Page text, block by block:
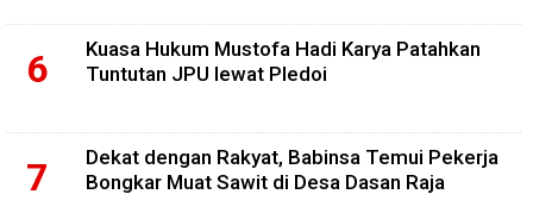
Kuasa Hukum Mustofa Hadi Karya Patahkan
Tuntutan JPU lewat Pledoi
Dekat dengan Rakyat, Babinsa Temui Pekerja
Bongkar Muat Sawit di Desa Dasan Raja